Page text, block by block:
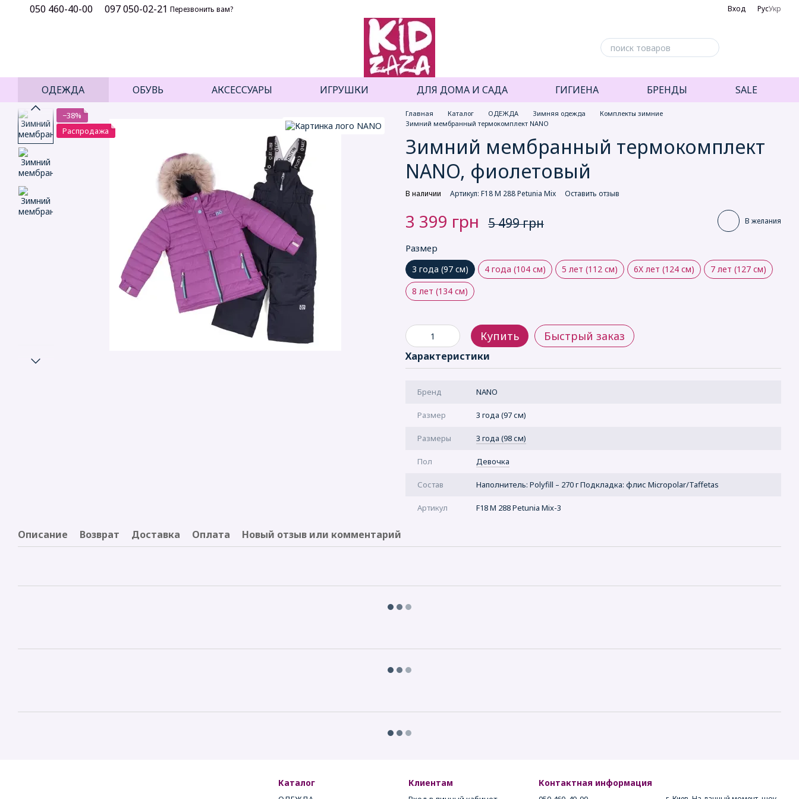
Перейти к основному контенту
050 460-40-00 097 050-02-21 Перезвонить вам? Вход РусУкр
ОДЕЖДА ОБУВЬ АКСЕССУАРЫ ИГРУШКИ ДЛЯ ДОМА И САДА ГИГИЕНА БРЕНДЫ SALE
−38%
Распродажа
Главная Каталог ОДЕЖДА Зимняя одежда
Комплекты зимние
Зимний мембранный термокомплект NANO
Зимний мембранный термокомплект
NANO, фиолетовый
В наличии Артикул: F18 M 288 Petunia Mix Оставить отзыв
3 399 грн 5 499 грн В желания
Размер
3 года (97 см) 4 года (104 см) 5 лет (112 см) 6X лет (124 см)
7 лет (127 см)
8 лет (134 см)
Купить Быстрый заказ
Характеристики
Бренд NANO
Размер 3 года (97 см)
Рaзмеры 3 года (98 см)
Пол Девочка
Состав Наполнитель: Polyfill – 270 г Подкладка: флис Micropolar/Taffetas
Артикул F18 M 288 Petunia Mix-3
Описание Возврат Доставка Оплата Новый отзыв или комментарий
Каталог Клиентам Контактная информация